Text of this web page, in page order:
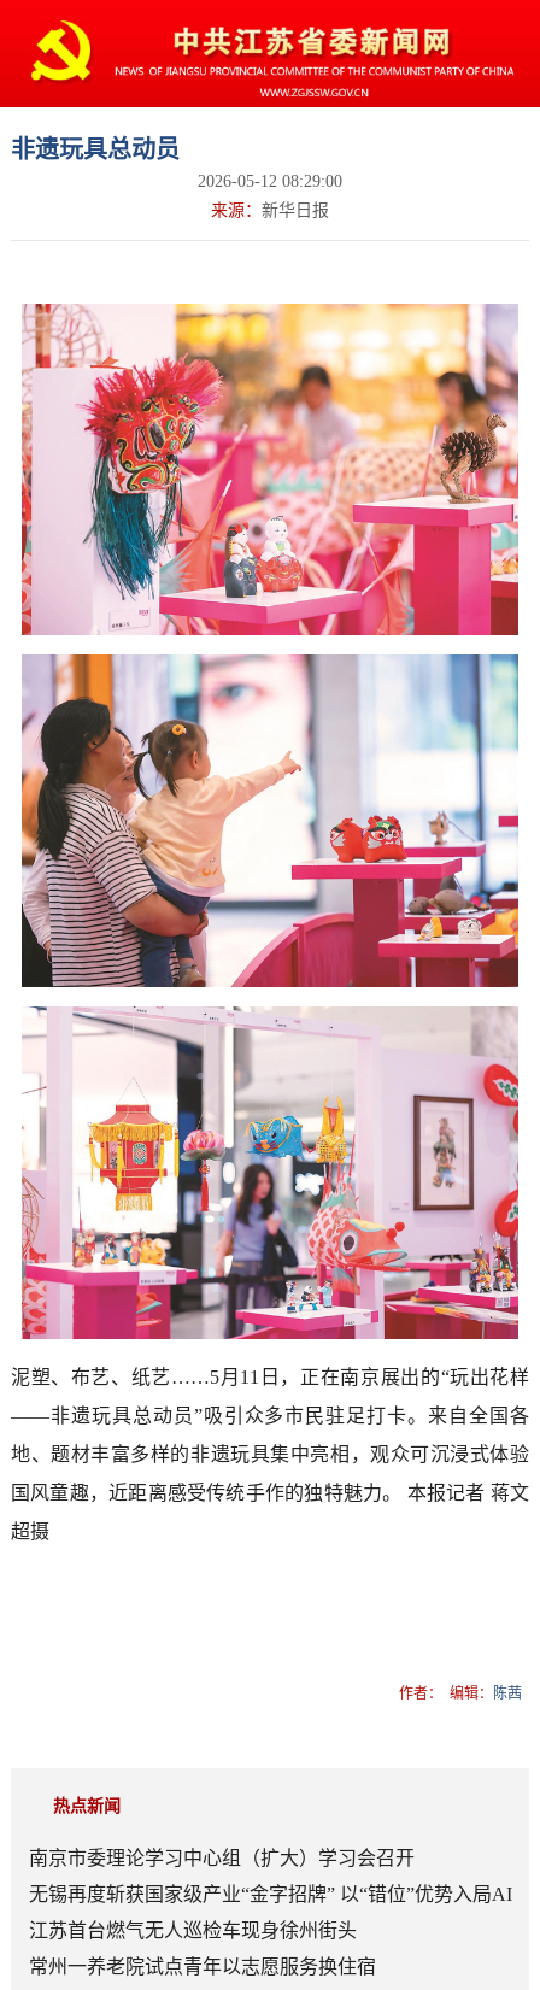
非遗玩具总动员
2026-05-12 08:29:00
来源： 新华日报
泥塑、布艺、纸艺……5月11日，正在南京展出的“玩出花样
——非遗玩具总动员”吸引众多市民驻足打卡。来自全国各
地、题材丰富多样的非遗玩具集中亮相，观众可沉浸式体验
国风童趣，近距离感受传统手作的独特魅力。 本报记者 蒋文
超摄
作者： 编辑： 陈茜
热点新闻
南京市委理论学习中心组（扩大）学习会召开
无锡再度斩获国家级产业“金字招牌” 以“错位”优势入局AI
顶层赛道
江苏首台燃气无人巡检车现身徐州街头
常州一养老院试点青年以志愿服务换住宿